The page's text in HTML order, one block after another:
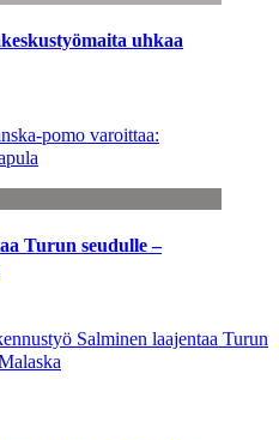
uhkaa
pomo varoittaa:
Turun seudulle –
Salminen laajentaa Turun